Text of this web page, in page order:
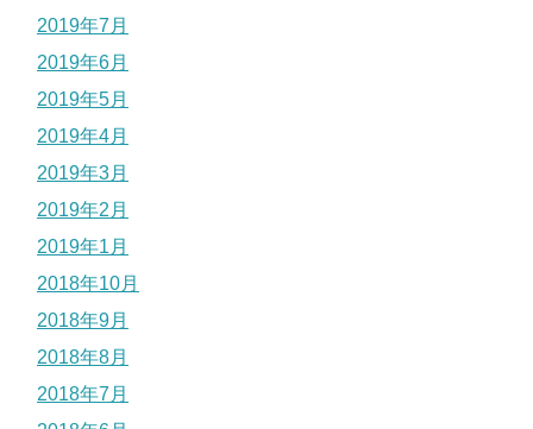
2019年7月
2019年6月
2019年5月
2019年4月
2019年3月
2019年2月
2019年1月
2018年10月
2018年9月
2018年8月
2018年7月